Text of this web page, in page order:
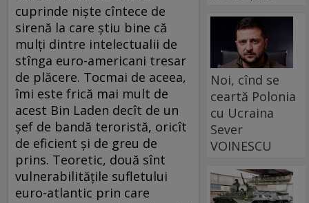
cuprinde nişte cîntece de
sirenă la care ştiu bine că
mulţi dintre intelectualii de
stînga euro-americani tresar
de plăcere. Tocmai de aceea,
îmi este frică mai mult de
acest Bin Laden decît de un
şef de bandă teroristă, oricît
de eficient şi de greu de
prins. Teoretic, două sînt
vulnerabilităţile sufletului
euro-atlantic prin care
Noi, cînd se
ceartă Polonia
cu Ucraina
Sever
VOINESCU